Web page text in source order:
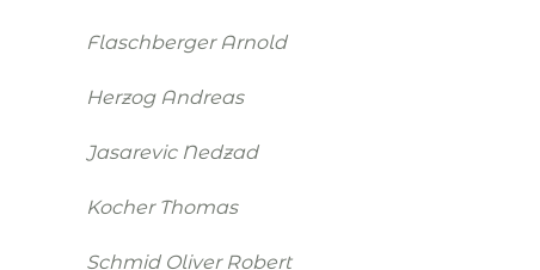
Flaschberger Arnold
Herzog Andreas
Jasarevic Nedzad
Kocher Thomas
Schmid Oliver Robert